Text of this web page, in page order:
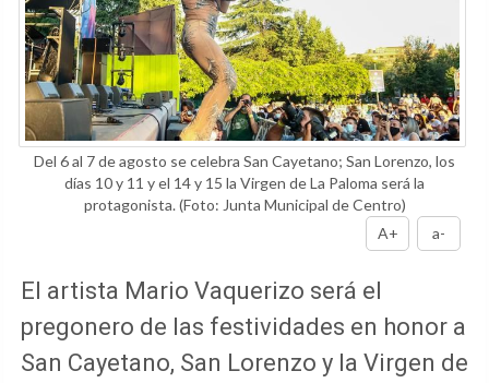
Del 6 al 7 de agosto se celebra San Cayetano; San Lorenzo, los
días 10 y 11 y el 14 y 15 la Virgen de La Paloma será la
protagonista.(Foto: Junta Municipal de Centro)
A+
a-
El artista Mario Vaquerizo será el
pregonero de las festividades en honor a
San Cayetano, San Lorenzo y la Virgen de